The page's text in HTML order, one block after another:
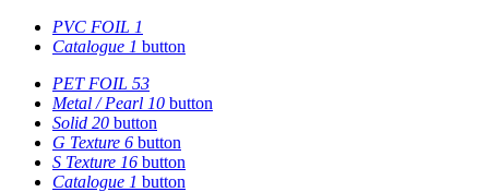
PVC FOIL 1
Catalogue 1 button
PET FOIL 53
Metal / Pearl 10 button
Solid 20 button
G Texture 6 button
S Texture 16 button
Catalogue 1 button